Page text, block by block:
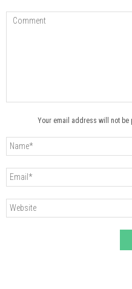
Your email address will not